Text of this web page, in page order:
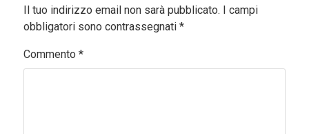
Il tuo indirizzo email non sarà pubblicato. I campi
obbligatori sono contrassegnati *
Commento *